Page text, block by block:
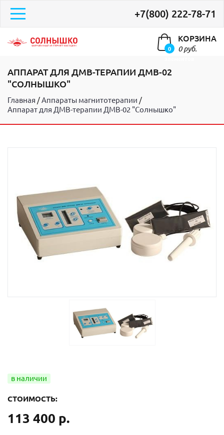
+7(800) 222-78-71
0
КОРЗИНА
0 руб.
АППАРАТ ДЛЯ ДМВ-ТЕРАПИИ ДМВ-02
"СОЛНЫШКО"
Главная
Аппараты магнитотерапии
Аппарат для ДМВ-терапии ДМВ-02 "Солнышко"
СТОИМОСТЬ:
113 400 р.